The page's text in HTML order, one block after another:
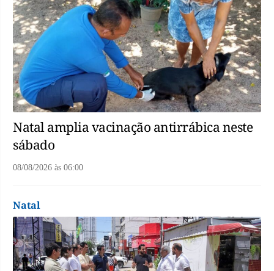
Natal amplia vacinação antirrábica neste
sábado
08/08/2026 às 06:00
Natal